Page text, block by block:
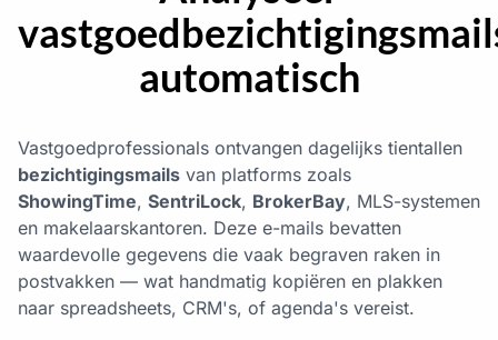
automatisch
Vastgoedprofessionals ontvangen dagelijks tientallen
bezichtigingsmails van platforms zoals
ShowingTime, SentriLock, BrokerBay, MLS-systemen
en makelaarskantoren. Deze e-mails bevatten
waardevolle gegevens die vaak begraven raken in
postvakken — wat handmatig kopiëren en plakken
naar spreadsheets, CRM's, of agenda's vereist.